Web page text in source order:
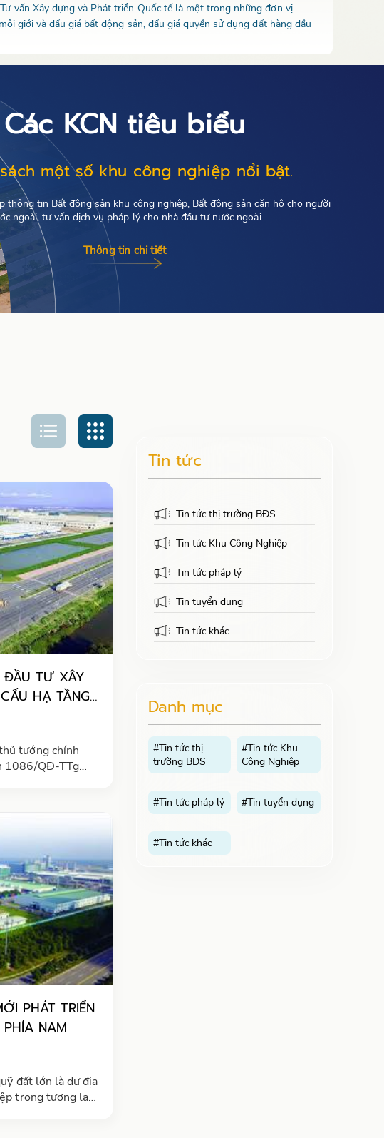
vấn Xây dựng và Phát triển Quốc tế là một trong những đơn vị
giới và đấu giá bất động sản, đấu giá quyền sử dụng đất hàng đầu
Các KCN tiêu biểu
một số khu công nghiệp nổi bật.
thông tin Bất động sản khu công nghiệp, Bất động sản căn hộ cho người
ngoài, tư vấn dịch vụ pháp lý cho nhà đầu tư nước ngoài
Thông tin chi tiết
ĐẦU TƯ XÂY
HẠ TẦNG
tướng chính
1086/QĐ-TTg
PHÁT TRIỂN
NAM
đất lớn là dư địa
trong tương lai,
Tin tức
Tin tức thị trường BĐS
Tin tức Khu Công Nghiệp
Tin tức pháp lý
Tin tuyển dụng
Tin tức khác
Danh mục
#Tin tức thị
trường BĐS
#Tin tức Khu
Công Nghiệp
#Tin tức pháp lý #Tin tuyển dụng
#Tin tức khác